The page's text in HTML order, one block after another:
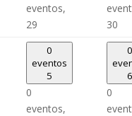
eventos,
29
30
0
eventos
5
0
eventos,
0
6
0